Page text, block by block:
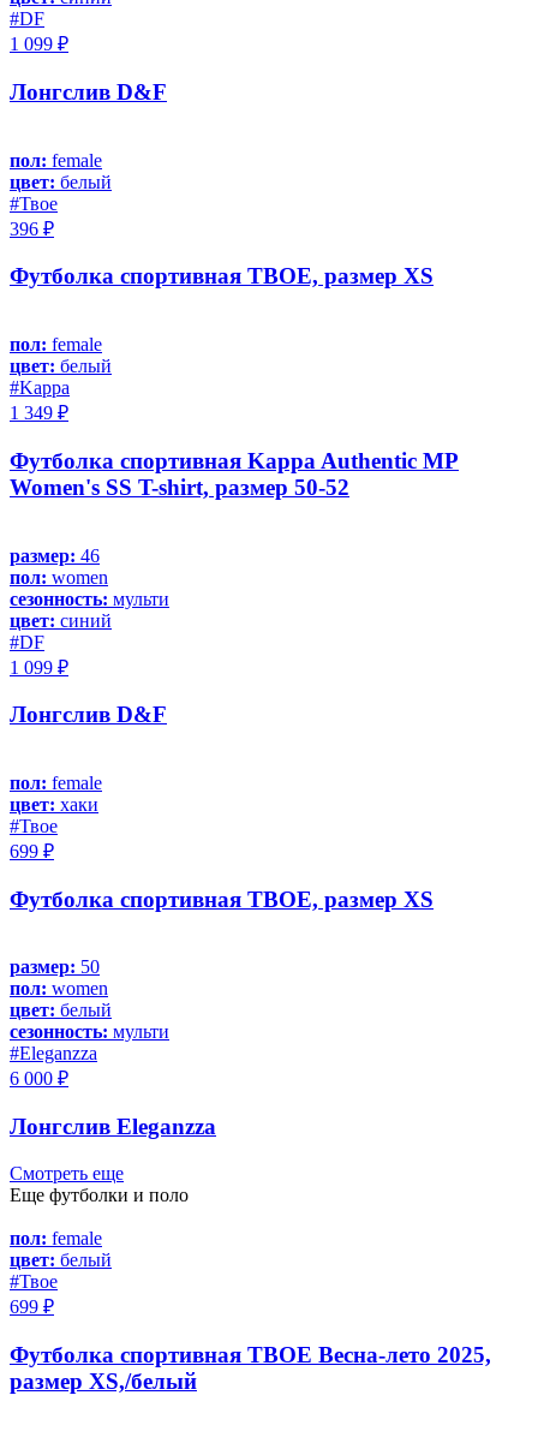
#DF
1 099 ₽
Лонгслив D&F
пол: female
цвет: белый
#Твое
396 ₽
Футболка спортивная ТВОЕ, размер XS
пол: female
цвет: белый
#Kappa
1 349 ₽
Футболка спортивная Kappa Authentic MP
Women's SS T-shirt, размер 50-52
размер: 46
пол: women
сезонность: мульти
цвет: синий
#DF
1 099 ₽
Лонгслив D&F
пол: female
цвет: хаки
#Твое
699 ₽
Футболка спортивная ТВОЕ, размер XS
размер: 50
пол: women
цвет: белый
сезонность: мульти
#Eleganzza
6 000 ₽
Лонгслив Eleganzza
Смотреть еще
Еще футболки и поло
пол: female
цвет: белый
#Твое
699 ₽
Футболка спортивная ТВОЕ Весна-лето 2025,
размер XS,/белый